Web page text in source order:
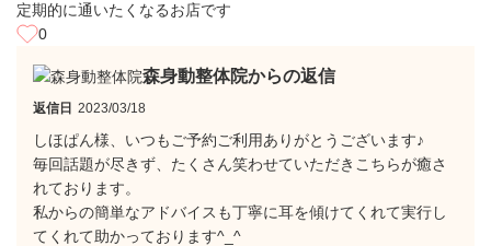
定期的に通いたくなるお店です
0
森身動整体院からの返信
返信日 2023/03/18
しほぱん様、いつもご予約ご利用ありがとうございます♪
毎回話題が尽きず、たくさん笑わせていただきこちらが癒さ
れております。
私からの簡単なアドバイスも丁寧に耳を傾けてくれて実行し
てくれて助かっております^_^